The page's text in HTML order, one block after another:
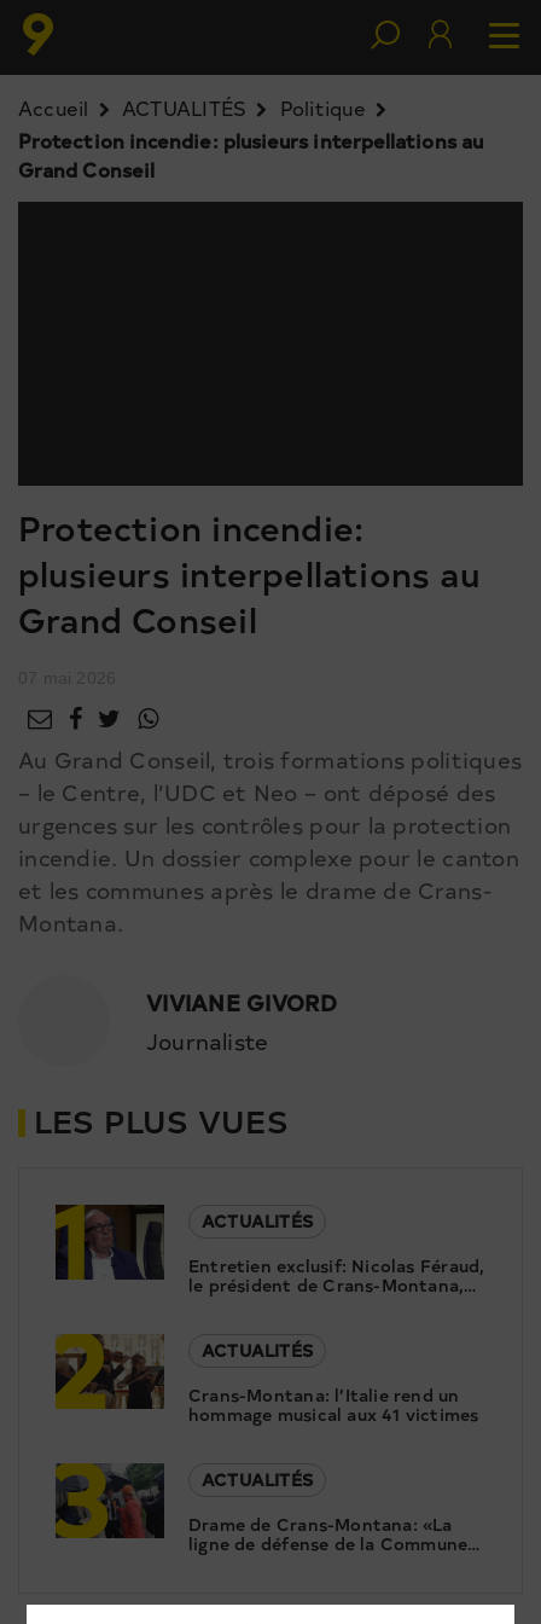
Accueil ACTUALITÉS
Politique
Protection incendie: plusieurs interpellations au
Grand Conseil
Protection incendie:
plusieurs interpellations au
Grand Conseil
Au Grand Conseil, trois formations politiques
– le Centre, l’UDC et Neo – ont déposé des
urgences sur les contrôles pour la protection
incendie. Un dossier complexe pour le canton
et les communes après le drame de Crans-
Montana.
VIVIANE GIVORD
Journaliste
LES PLUS VUES
1
ACTUALITÉS
Entretien exclusif: Nicolas Féraud,
le président de Crans-Montana,
répond aux questions de Canal9
2
ACTUALITÉS
Crans-Montana: l’Italie rend un
hommage musical aux 41 victimes
3
ACTUALITÉS
Drame de Crans-Montana: «La
ligne de défense de la Commune
est suicidaire»